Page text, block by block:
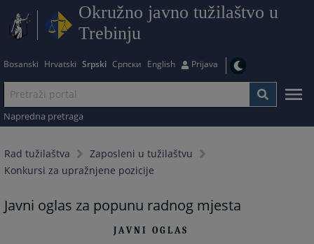
Okružno javno tužilaštvo u
Trebinju
Bosanski Hrvatski Srpski Српски English Prijava
Napredna pretraga
Rad tužilaštva
Zaposleni u tužilaštvu
Konkursi za upražnjene pozicije
Javni oglas za popunu radnog mjesta
J A V N I
O G L A S